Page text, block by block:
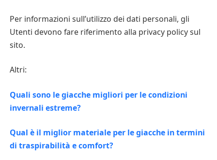
Per informazioni sull’utilizzo dei dati personali, gli
Utenti devono fare riferimento alla privacy policy sul
sito.
Altri:
Quali sono le giacche migliori per le condizioni
invernali estreme?
Qual è il miglior materiale per le giacche in termini
di traspirabilità e comfort?